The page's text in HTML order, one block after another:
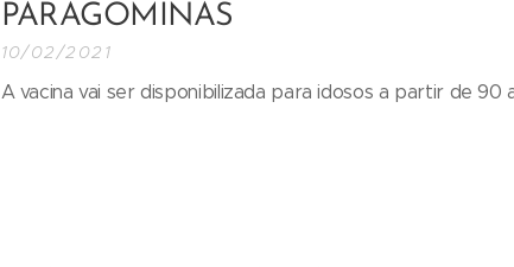
PARAGOMINAS
10/02/2021
A vacina vai ser disponibilizada para idosos a partir de 90